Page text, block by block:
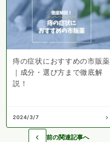
痔の症状におすすめの市販薬
｜成分・選び方まで徹底解
説！
2024/3/7
前の関連記事へ